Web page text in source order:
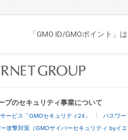
「GMO ID/GMOポイント」
プのセキュリティ事業について
ービス「GMOセキュリティ24」 パスワー
攻撃対策（GMOサイバーセキュリティ byイエ